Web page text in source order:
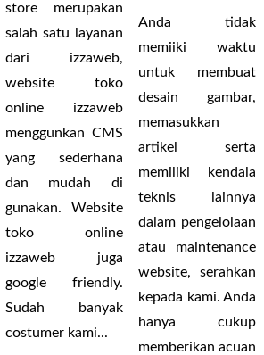
store merupakan
salah satu layanan
dari izzaweb,
website toko
online izzaweb
menggunkan CMS
yang sederhana
dan mudah di
gunakan. Website
toko online
izzaweb juga
google friendly.
Sudah banyak
costumer kami...
Anda tidak
memiiki waktu
untuk membuat
desain gambar,
memasukkan
artikel serta
memiliki kendala
teknis lainnya
dalam pengelolaan
atau maintenance
website, serahkan
kepada kami. Anda
hanya cukup
memberikan acuan